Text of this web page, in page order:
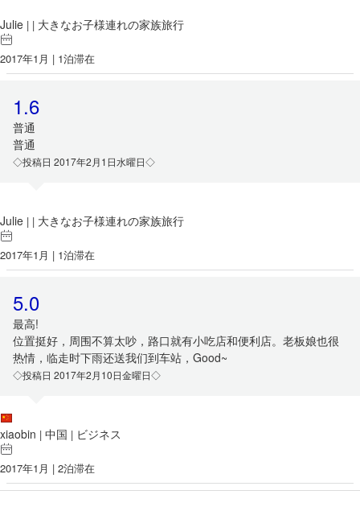
Julie | | 大きなお子様連れの家族旅行
2017年1月 | 1泊滞在
1.6
普通
普通
◇投稿日 2017年2月1日水曜日◇
Julie | | 大きなお子様連れの家族旅行
2017年1月 | 1泊滞在
5.0
最高!
位置挺好，周围不算太吵，路口就有小吃店和便利店。老板娘也很
热情，临走时下雨还送我们到车站，Good~
◇投稿日 2017年2月10日金曜日◇
xiaobin | 中国 | ビジネス
2017年1月 | 2泊滞在